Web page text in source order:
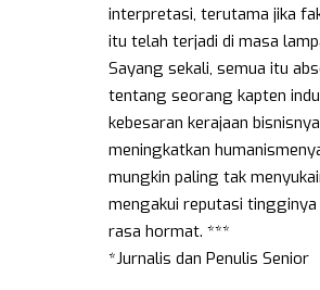
interpretasi, terutama jika
itu telah terjadi di masa
Sayang sekali, semua itu
tentang seorang kapten
kebesaran kerajaan
meningkatkan
mungkin paling tak
mengakui reputasi
rasa hormat. ***
*Jurnalis dan Penulis Senior